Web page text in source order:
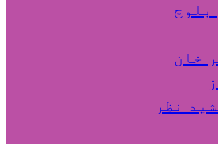
بلوچ
خان
نظر